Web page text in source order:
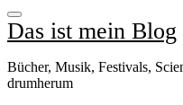
Das ist mein Blog
Bücher, Musik, Festivals,
drumherum